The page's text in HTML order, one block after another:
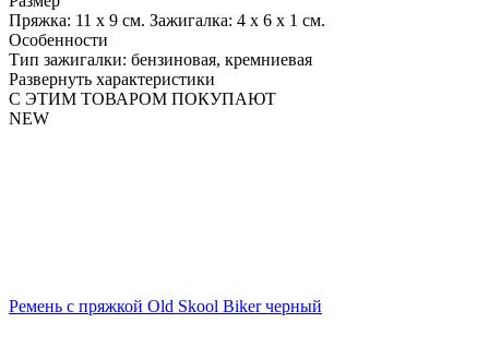
Пряжка: 11 х 9 см. Зажигалка: 4 х 6 х 1 см.
Особенности
Тип зажигалки: бензиновая, кремниевая
Развернуть характеристики
С ЭТИМ ТОВАРОМ ПОКУПАЮТ
NEW
Ремень с пряжкой Old Skool Biker черный